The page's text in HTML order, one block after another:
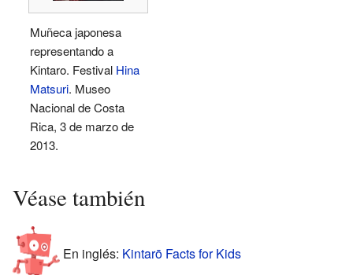
Muñeca japonesa
representando a
Kintaro. Festival Hina
Matsuri. Museo
Nacional de Costa
Rica, 3 de marzo de
2013.
Véase también
En inglés: Kintarō Facts for Kids